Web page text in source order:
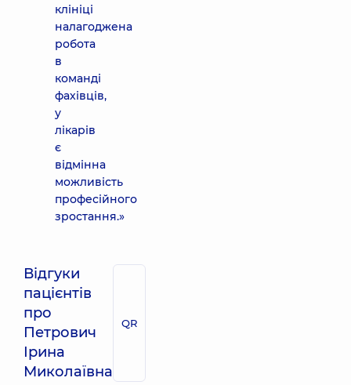
клініці
налагоджена
робота
в
команді
фахівців,
у
лікарів
є
відмінна
можливість
професійного
зростання.»
Відгуки
пацієнтів
про
Петрович
Ірина
Миколаївна
QR